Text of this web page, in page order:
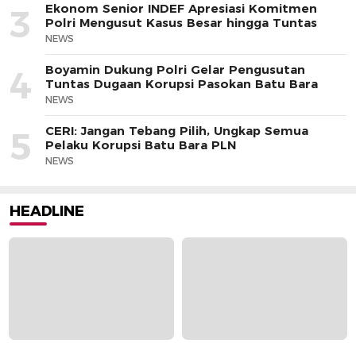
3
Ekonom Senior INDEF Apresiasi Komitmen
Polri Mengusut Kasus Besar hingga Tuntas
NEWS
4
Boyamin Dukung Polri Gelar Pengusutan
Tuntas Dugaan Korupsi Pasokan Batu Bara
NEWS
5
CERI: Jangan Tebang Pilih, Ungkap Semua
Pelaku Korupsi Batu Bara PLN
NEWS
HEADLINE